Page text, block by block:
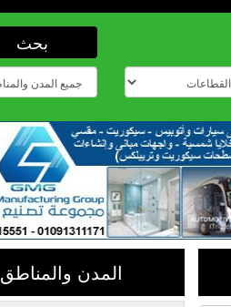
المدن والمناطق